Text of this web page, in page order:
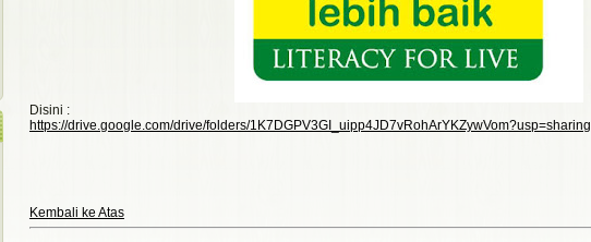
Disini :
https://drive.google.com/drive/folders/1K7DGPV3GI_uipp4JD7vRohArYKZywVom?usp=sharing
Kembali ke Atas